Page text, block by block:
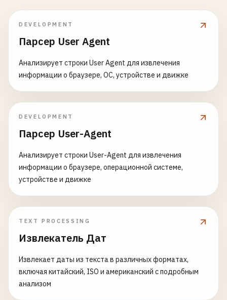
DEVELOPMENT
Парсер User Agent
Анализирует строки User Agent для извлечения
информации о браузере, ОС, устройстве и движке
DEVELOPMENT
Парсер User-Agent
Анализирует строки User-Agent для извлечения
информации о браузере, операционной системе,
устройстве и движке
TEXT PROCESSING
Извлекатель Дат
Извлекает даты из текста в различных форматах,
включая китайский, ISO и американский с подробным
анализом